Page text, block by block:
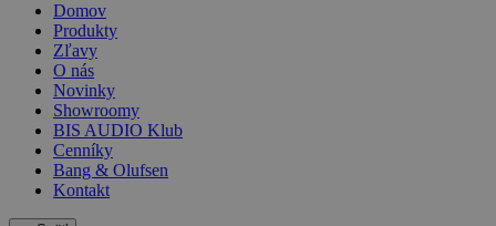
Domov
Produkty
Zľavy
O nás
Novinky
Showroomy
BIS AUDIO Klub
Cenníky
Bang & Olufsen
Kontakt